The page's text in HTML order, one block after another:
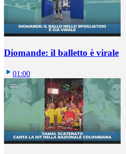
Diomande: il balletto è virale
01:00